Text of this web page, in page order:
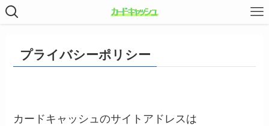
プライバシーポリシー
カードキャッシュのサイトアドレスは